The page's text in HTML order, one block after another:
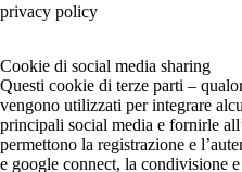
privacy policy
Cookie di social media sharing
Questi cookie di terze parti –
vengono utilizzati per integrare
principali social media e fornirle
permettono la registrazione e
e google connect, la condivisione